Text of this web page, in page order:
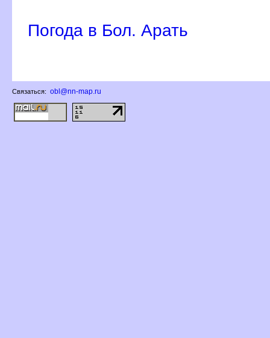
Погода в Бол. Арать
Связаться: obl@nn-map.ru